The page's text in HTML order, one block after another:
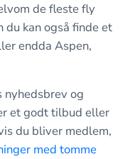
de fleste fly
kan også finde et
endda Aspen,
nyhedsbrev og
et godt tilbud eller
du bliver medlem,
med tomme